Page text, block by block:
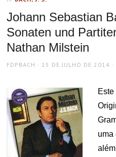
Johann Sebastian
Sonaten und
Nathan Milstein
AUTHOR
FDPBACH
POSTED
15 DE JULHO DE 2014
uma